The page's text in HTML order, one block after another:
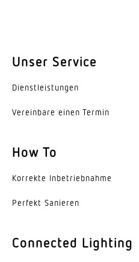
Farbtemperatur
= 82
Mit Leuchtmittel
Ja, LED-Leuchtmittel
> 60000 Std
Ja
Unser Service
Dienst­leis­tungen
Vereinbare einen Termin
How To
Korrekte Inbe­trieb­nahme
Perfekt Sanieren
Connected Lighting